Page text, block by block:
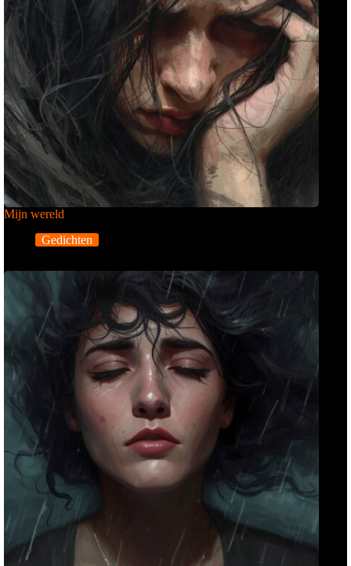
Mijn wereld
Gedichten